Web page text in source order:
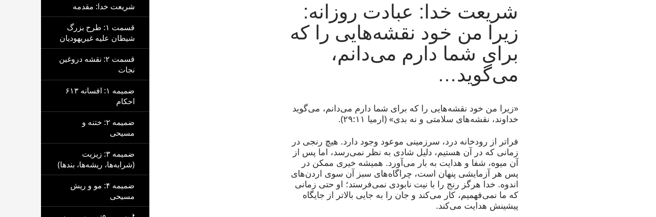
شریعت خدا: عبادت روزانه:
زیرا من خود نقشه‌هایی را که
برای شما دارم می‌دانم،
می‌گوید…
«زیرا من خود نقشه‌هایی را که برای شما دارم می‌دانم، می‌گوید
خداوند، نقشه‌های سلامتی و نه بدی» (ارمیا ۲۹:۱۱).
فراتر از رودخانه درد، سرزمینی موعود وجود دارد. هیچ رنجی در
زمانی که در آن هستیم، دلیل شادی به نظر نمی‌رسد، اما پس از
آن میوه، شفا و هدایت به بار می‌آورد. همیشه خیری ممکن در
پس هر آزمایشی پنهان است، چراگاه‌های سبز آن سوی اردن‌های
اندوه. خدا هرگز رنج را با نیت نابودی نمی‌فرستد؛ او حتی زمانی
که ما نمی‌فهمیم، کار می‌کند و جان را به جایی بالاتر از جایگاه
پیشینش هدایت می‌کند.
شریعت خدا: مقدمه
قسمت ۱: طرح بزرگ
شیطان علیه غیریهودیان
قسمت ۲: نقشه دروغین
نجات
ضمیمه ۱: افسانه ۶۱۳
احکام
ضمیمه ۲: ختنه و
مسیحی
ضمیمه ۳: زیزیت
(شرابه‌ها، ریشه‌ها، بندها)
ضمیمه ۴: مو و ریش
مسیحی